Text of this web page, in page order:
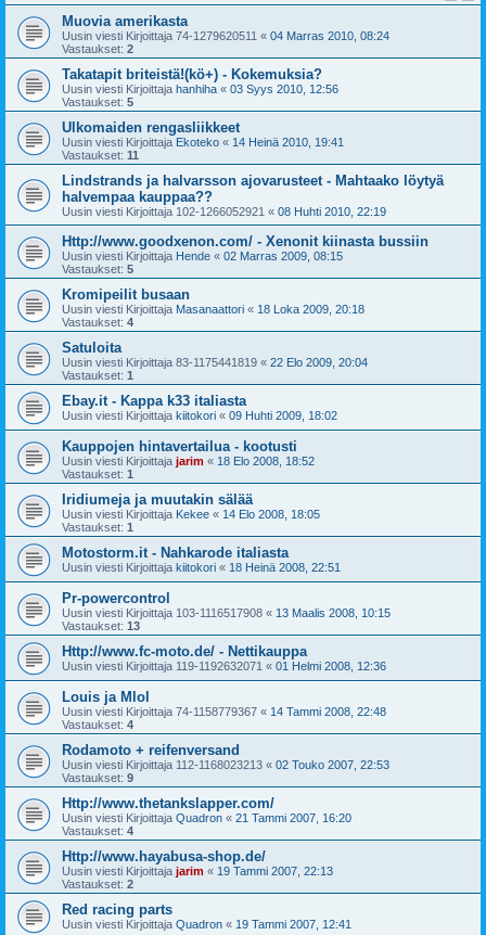
Muovia amerikasta
Uusin viesti Kirjoittaja 74-1279620511 « 04 Marras 2010, 08:24
Vastaukset: 2
Takatapit briteistä!(kö+) - Kokemuksia?
Uusin viesti Kirjoittaja hanhiha « 03 Syys 2010, 12:56
Vastaukset: 5
Ulkomaiden rengasliikkeet
Uusin viesti Kirjoittaja Ekoteko « 14 Heinä 2010, 19:41
Vastaukset: 11
Lindstrands ja halvarsson ajovarusteet - Mahtaako löytyä
halvempaa kauppaa??
Uusin viesti Kirjoittaja 102-1266052921 « 08 Huhti 2010, 22:19
Http://www.goodxenon.com/ - Xenonit kiinasta bussiin
Uusin viesti Kirjoittaja Hende « 02 Marras 2009, 08:15
Vastaukset: 5
Kromipeilit busaan
Uusin viesti Kirjoittaja Masanaattori « 18 Loka 2009, 20:18
Vastaukset: 4
Satuloita
Uusin viesti Kirjoittaja 83-1175441819 « 22 Elo 2009, 20:04
Vastaukset: 1
Ebay.it - Kappa k33 italiasta
Uusin viesti Kirjoittaja kiitokori « 09 Huhti 2009, 18:02
Kauppojen hintavertailua - kootusti
Uusin viesti Kirjoittaja jarim « 18 Elo 2008, 18:52
Vastaukset: 1
Iridiumeja ja muutakin sälää
Uusin viesti Kirjoittaja Kekee « 14 Elo 2008, 18:05
Vastaukset: 1
Motostorm.it - Nahkarode italiasta
Uusin viesti Kirjoittaja kiitokori « 18 Heinä 2008, 22:51
Pr-powercontrol
Uusin viesti Kirjoittaja 103-1116517908 « 13 Maalis 2008, 10:15
Vastaukset: 13
Http://www.fc-moto.de/ - Nettikauppa
Uusin viesti Kirjoittaja 119-1192632071 « 01 Helmi 2008, 12:36
Louis ja Mlol
Uusin viesti Kirjoittaja 74-1158779367 « 14 Tammi 2008, 22:48
Vastaukset: 4
Rodamoto + reifenversand
Uusin viesti Kirjoittaja 112-1168023213 « 02 Touko 2007, 22:53
Vastaukset: 9
Http://www.thetankslapper.com/
Uusin viesti Kirjoittaja Quadron « 21 Tammi 2007, 16:20
Vastaukset: 4
Http://www.hayabusa-shop.de/
Uusin viesti Kirjoittaja jarim « 19 Tammi 2007, 22:13
Vastaukset: 2
Red racing parts
Uusin viesti Kirjoittaja Quadron « 19 Tammi 2007, 12:41